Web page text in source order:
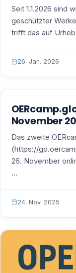
Seit 1.1.2026 sind
geschützter
trifft das auf
26. Jan. 2026
November
Das zweite
(https://
26. November
…
24. Nov. 2025